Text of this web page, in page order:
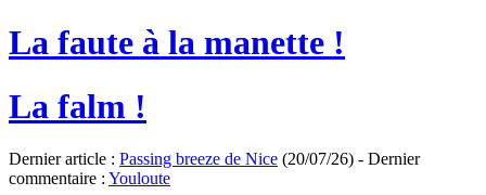
La faute à la manette !
La falm !
Dernier article : Passing breeze de Nice (20/07/26) - Dernier
commentaire : Youloute